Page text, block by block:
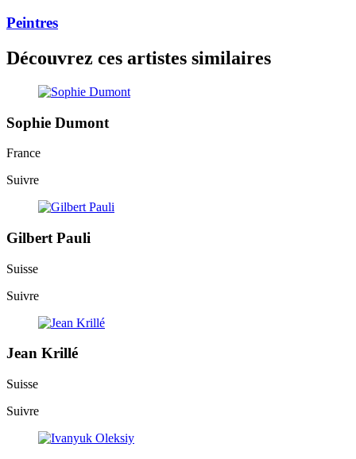
Peintres
Découvrez ces artistes similaires
Sophie Dumont
France
Suivre
Gilbert Pauli
Suisse
Suivre
Jean Krillé
Suisse
Suivre